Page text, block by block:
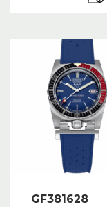
GF381628